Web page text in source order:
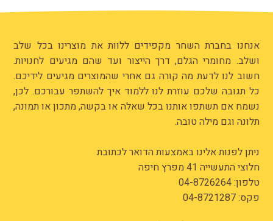
אנחנו בחברת השחר מקפידים ללוות את מוצרינו בכל שלב
ושלב. מחומרי הגלם, דרך הייצור ועד שהם מגיעים לחנויות.
חשוב לנו לדעת מה קורה גם אחרי שהמוצרים מגיעים לידיכם.
כל תגובה שלכם עוזרת לנו ללמוד איך להשתפר עבורכם. לכן,
נשמח אם תשתפו אותנו בכל שאלה או בקשה, מתכון או תמונה,
תלונה וגם מילה טובה.
ניתן לפנות אלינו באמצעות הדואר לכתובת
חלוצי התעשייה 41 מפרץ חיפה
טלפון:04-8726264
פקס: 04-8721287